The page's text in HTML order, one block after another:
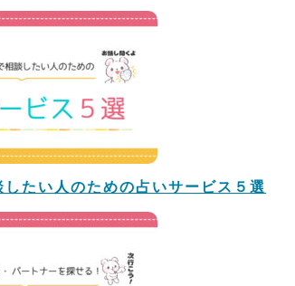
したい人のための占いサービス５選